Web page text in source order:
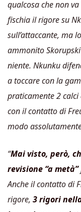
qualcosa che non
fischia il rigore su
sull’attaccante, ma
ammonito
niente. Nkunku
a toccare con la
praticamente 2
con il contatto di
modo
“Mai visto, però,
revisione “a metà”
Anche il contatto di
rigore, 3 rigori